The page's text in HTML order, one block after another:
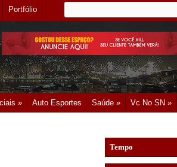
Portfólio
» Auto Esportes Saúde » Vc No SN »
Tempo